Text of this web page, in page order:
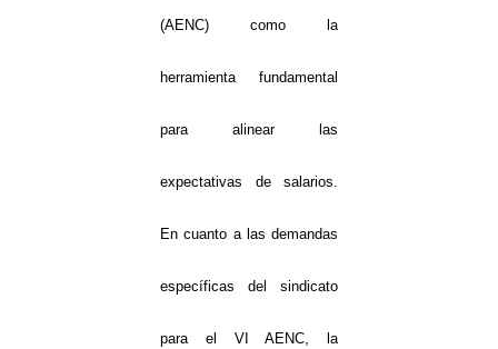
(AENC) como la
herramienta fundamental
para alinear las
expectativas de salarios.
En cuanto a las demandas
específicas del sindicato
para el VI AENC, la